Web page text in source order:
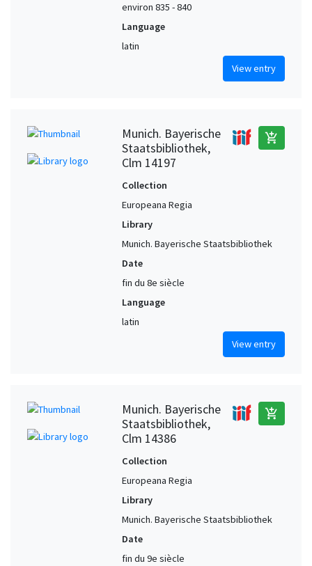
environ 835 - 840
Language
latin
View entry
Munich. Bayerische
Staatsbibliothek,
Clm 14197
add_shopping_cart
Collection
Europeana Regia
Library
Munich. Bayerische Staatsbibliothek
Date
fin du 8e siècle
Language
latin
View entry
Munich. Bayerische
Staatsbibliothek,
Clm 14386
add_shopping_cart
Collection
Europeana Regia
Library
Munich. Bayerische Staatsbibliothek
Date
fin du 9e siècle